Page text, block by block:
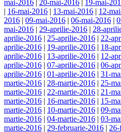
mai-2016 | 20-mai-2016 | 19-mai-
| 16-mai-2016 | 13-mai-2016 | 12-
2016 | 09-mai-2016 | 06-mai-2016 |
mai-2016 | 29-aprilie-2016 | 28-
aprilie-2016 | 25-aprilie-2016 | 22-
aprilie-2016 | 19-aprilie-2016 | 18-
aprilie-2016 | 13-aprilie-2016 | 12-
aprilie-2016 | 07-aprilie-2016 | 06-
aprilie-2016 | 01-aprilie-2016 | 31-
martie-2016 | 28-martie-2016 | 25-
martie-2016 | 22-martie-2016 | 21-
martie-2016 | 16-martie-2016 | 15-
martie-2016 | 10-martie-2016 | 09-
martie-2016 | 04-martie-2016 | 03-
martie-2016 | 29-februarie-2016 |